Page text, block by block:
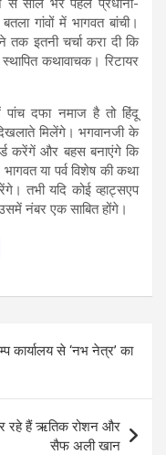
से साल भर पहले प्रधानों-
गांवों में भागवत बांची।
तक इतनी चर्चा करा दी कि
कथावाचक। रिटायर
दफा नमाज है तो हिंदू
मिलेंगे। भगवानजी के
करेंगें और बहस बनाएंगे कि
या पर्व विशेष की कथा
तभी यदि कोई व्हाट्सएप
उसमें नंबर एक साबित होंगे।
ar
कार्यालय से ‘नभ नेत्र’ का
रहे हैं ऋतिक रोशन और
सैफ अली खान